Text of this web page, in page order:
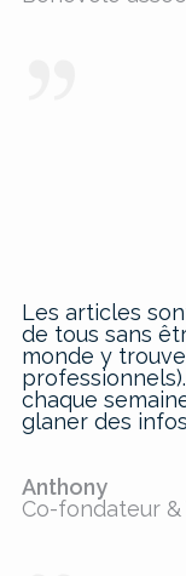
Les articles
de tous sans
monde y
chaque
glaner des
Anthony
Co-fondateur